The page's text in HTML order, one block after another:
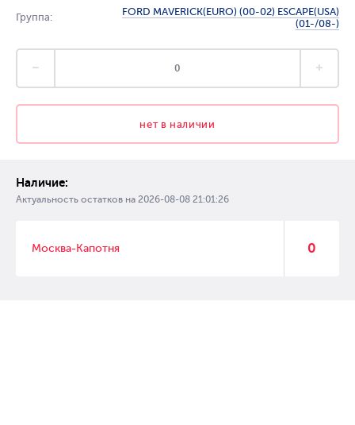
Группа:
FORD MAVERICK(EURO) (00-02) ESCAPE(USA)
(01-/08-)
нет в наличии
Наличие:
Актуальность остатков на 2026-08-08 21:01:26
Москва-Капотня 0